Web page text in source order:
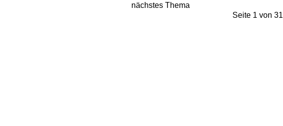
nächstes Thema
Seite 1 von 31